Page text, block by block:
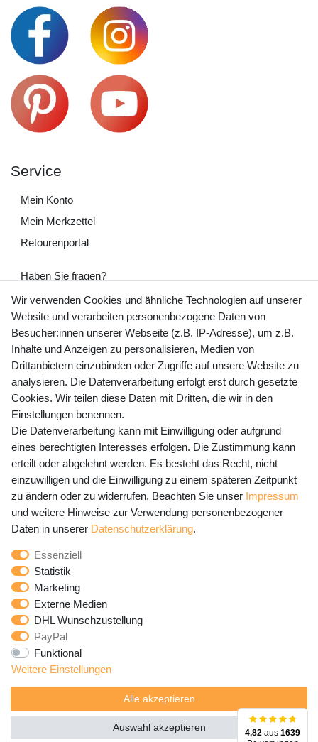
Service
Mein Konto
Mein Merkzettel
Retourenportal
Haben Sie fragen?
+49 (0) 35243 460 400
Mo-Fr 9-15 Uhr
shop@banjado.com
Preisangaben inkl. gesetzl. MwSt. und zzgl. Service- und
Versandkosten
4,82 aus 1639
Newsletter Anmeldung - Keine Angebote
mehr verpassen!
E-MAIL **
Newsletter
Honig
Hiermit bestätige ich, dass ich die
gelesen habe. Meine Einwilligung kann ich jederzeit
widerrufen.**
** Hierbei handelt es sich um ein Pflichtfeld.
Wir verwenden Cookies und ähnliche Technologien auf unserer
Website und verarbeiten personenbezogene Daten von
Besucher:innen unserer Webseite (z.B. IP-Adresse), um z.B.
Inhalte und Anzeigen zu personalisieren, Medien von
Drittanbietern einzubinden oder Zugriffe auf unsere Website zu
analysieren. Die Datenverarbeitung erfolgt erst durch gesetzte
Cookies. Wir teilen diese Daten mit Dritten, die wir in den
Einstellungen benennen.
Die Datenverarbeitung kann mit Einwilligung oder aufgrund
eines berechtigten Interesses erfolgen. Die Zustimmung kann
erteilt oder abgelehnt werden. Es besteht das Recht, nicht
einzuwilligen und die Einwilligung zu einem späteren Zeitpunkt
zu ändern oder zu widerrufen. Beachten Sie unser Impressum
und weitere Hinweise zur Verwendung personenbezogener
Daten in unserer Daten­schutz­erklärung.
Essenziell
Statistik
Marketing
Externe Medien
DHL Wunschzustellung
PayPal
Funktional
Weitere Einstellungen
Alle akzeptieren
Auswahl akzeptieren